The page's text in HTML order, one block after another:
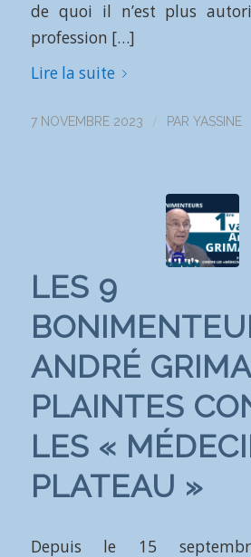
de quoi il n’est plus
profession […]
Lire la suite
7 NOVEMBRE 2023 / PAR YASSINE
LES 9
ANDRÉ
PLAINTES
LES «
PLATEAU »
Depuis le 15